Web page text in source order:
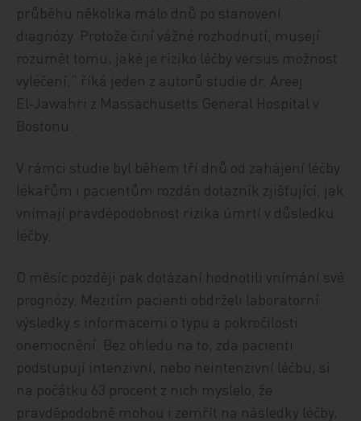
průběhu několika málo dnů po stanovení
diagnózy. Protože činí vážné rozhodnutí, musejí
rozumět tomu, jaké je riziko léčby versus možnost
vyléčení,“ říká jeden z autorů studie dr. Areej
El‑Jawahri z Massachusetts General Hospital v
Bostonu.
V rámci studie byl během tří dnů od zahájení léčby
lékařům i pacientům rozdán dotazník zjišťující, jak
vnímají pravděpodobnost rizika úmrtí v důsledku
léčby.
O měsíc později pak dotázaní hodnotili vnímání své
prognózy. Mezitím pacienti obdrželi laboratorní
výsledky s informacemi o typu a pokročilosti
onemocnění. Bez ohledu na to, zda pacienti
podstupují intenzivní, nebo neintenzivní léčbu, si
na počátku 63 procent z nich myslelo, že
pravděpodobně mohou i zemřít na následky léčby,